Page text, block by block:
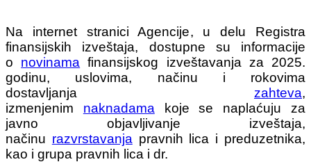
Na internet stranici Agencije, u delu Registra
finansijskih izveštaja, dostupne su informacije
o novinama finansijskog izveštavanja za 2025.
godinu, uslovima, načinu i rokovima
dostavljanja zahteva,
izmenjenim naknadama koje se naplaćuju za
javno objavljivanje izveštaja,
načinu razvrstavanja pravnih lica i preduzetnika,
kao i grupa pravnih lica i dr.